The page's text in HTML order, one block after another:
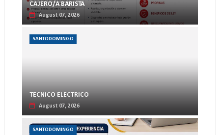
CAJERO/A BARISTA
August 07, 2026
SANTODOMINGO
TECNICO ELECTRICO
August 07, 2026
SANTODOMINGO